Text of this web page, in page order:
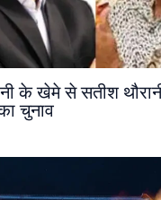
के खेमे से सतीश
चुनाव